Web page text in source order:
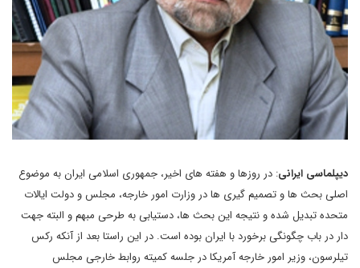
دیپلماسی ایرانی: در روزها و هفته های اخیر، جمهوری اسلامی ایران به موضوع
اصلی بحث ها و تصمیم گیری ها در وزارت امور خارجه، مجلس و دولت ایالات
متحده تبدیل شده و نتیجه این بحث ها، دستیابی به طرحی مبهم و البته جهت
دار در باب چگونگی برخورد با ایران بوده است. در این راستا بعد از آنکه رکس
تیلرسون، وزیر امور خارجه آمریکا در جلسه کمیته روابط خارجی مجلس